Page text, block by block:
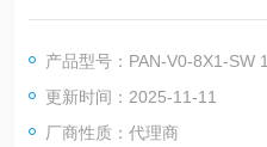
产品代号: 160551
产品型号：PAN-V0-8X1-SW
更新时间：2025-11-11
厂商性质：代理商